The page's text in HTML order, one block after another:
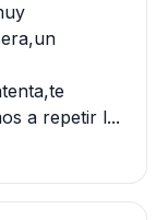
a repetir l...